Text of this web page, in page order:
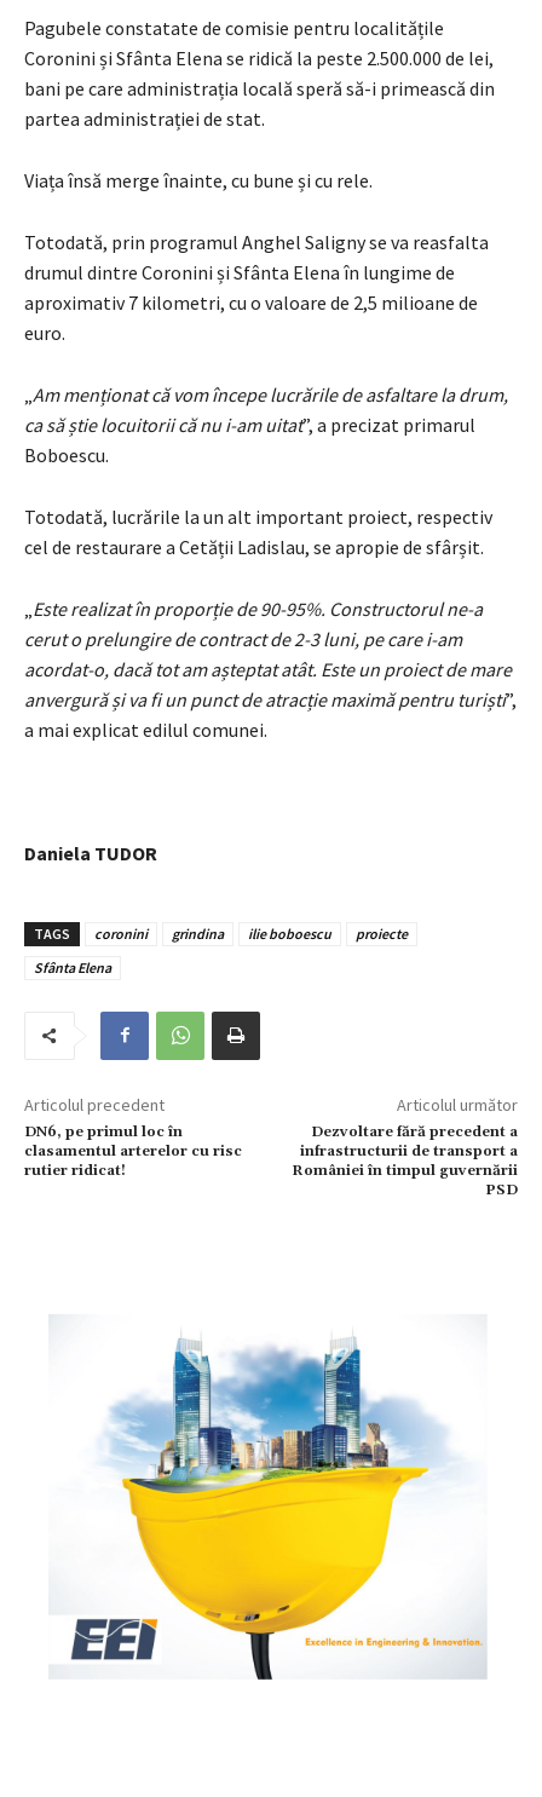
Pagubele constatate de comisie pentru localitățile
Coronini și Sfânta Elena se ridică la peste 2.500.000 de lei,
bani pe care administrația locală speră să-i primească din
partea administrației de stat.
Viața însă merge înainte, cu bune și cu rele.
Totodată, prin programul Anghel Saligny se va reasfalta
drumul dintre Coronini și Sfânta Elena în lungime de
aproximativ 7 kilometri, cu o valoare de 2,5 milioane de
euro.
Am menționat că vom începe lucrările de asfaltare la drum,
ca să știe locuitorii că nu i-am uitat”, a precizat primarul
Boboescu.
Totodată, lucrările la un alt important proiect, respectiv
cel de restaurare a Cetății Ladislau, se apropie de sfârșit.
Este realizat în proporție de 90-95%. Constructorul ne-a
cerut o prelungire de contract de 2-3 luni, pe care i-am
acordat-o, dacă tot am așteptat atât. Este un proiect de mare
anvergură și va fi un punct de atracție maximă pentru turiști”,
a mai explicat edilul comunei.
Daniela TUDOR
TAGS coronini grindina ilie boboescu
proiecte
Sfânta Elena
Articolul precedent
DN6, pe primul loc în
clasamentul arterelor cu risc
rutier ridicat!
Articolul următor
Dezvoltare fără precedent a
infrastructurii de transport a
României în timpul guvernării
PSD